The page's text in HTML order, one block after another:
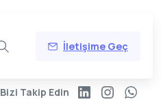
İletişime Geç
Bizi Takip Edin